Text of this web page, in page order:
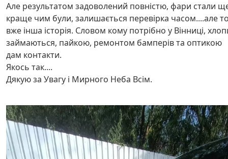
Але результатом задоволений повністю, фари стали
краще чим були, залишається перевірка часом....але
вже інша історія. Словом кому потрібно у Вінниці,
займаються, пайкою, ремонтом бамперів та оптикою
дам контакти.
Якось так....
Дякую за Увагу і Мирного Неба Всім.